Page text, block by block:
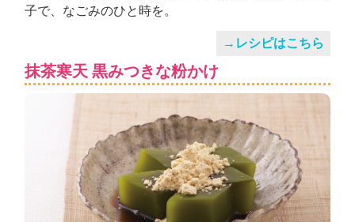
子で、なごみのひと時を。
→レシピはこちら
抹茶寒天 黒みつきな粉かけ